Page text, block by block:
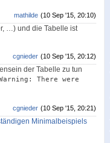
(10 Sep '15, 20:10)
mathilde
…) und die Tabelle ist
(10 Sep '15, 20:12)
cgnieder
der Tabelle zu tun
There were
(10 Sep '15, 20:21)
cgnieder
Minimalbeispiels